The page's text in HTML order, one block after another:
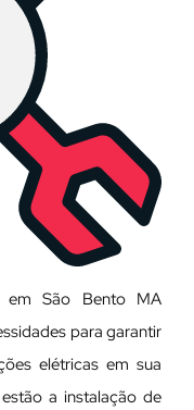
em São Bento MA
para garantir
elétricas em sua
a instalação de